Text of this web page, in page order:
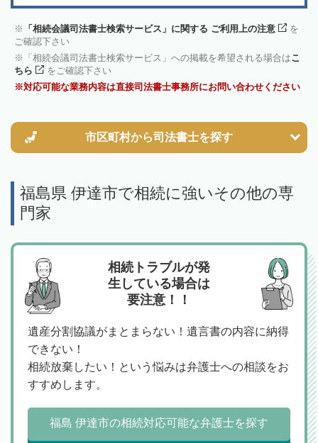
「相続会議司法書士検索サービス」に関する ご利用上の注意
を
ご確認下さい
「相続会議司法書士検索サービス」への掲載を希望される場合はこ
ちら
をご確認下さい
対応可能な業務内容は直接司法書士事務所にお問い合わせください
市区町村から司法書士を探す
福島県 伊達市で相続に強いその他の専
門家
相続トラブルが発
生している場合は
要注意！！
遺産分割協議がまとまらない！遺言書の内容に納得
できない！
相続放棄したい！という悩みは弁護士への相談をお
すすめします。
福島 伊達市の相続対応可能な弁護士を探す